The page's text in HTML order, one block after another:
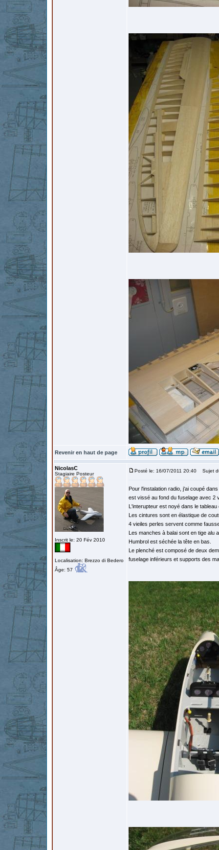
Revenir en haut de page
NicolasC
Stagiaire Posteur
Inscrit le: 20 Fév 2010
Localisation: Brezzo di Bedero
Âge: 57
Posté le: 16/07/2011 20:40 Sujet
Pour l'instalation radio, j'ai coupé
est vissé au fond du fuselage avec 2
L'interupteur est noyé dans le
Les cintures sont en élastique de
4 vieiles perles servent comme
Les manches à balai sont en tige alu
Humbrol est séchée la tête en bas.
Le plenché est composé de deux
fuselage inférieurs et supports des